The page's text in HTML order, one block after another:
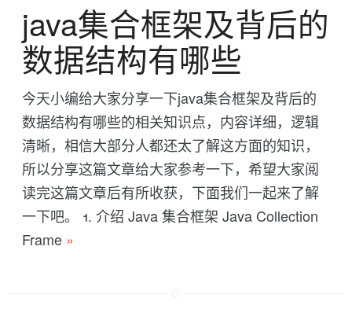
java集合框架及背后的
数据结构有哪些
今天小编给大家分享一下java集合框架及背后的
数据结构有哪些的相关知识点，内容详细，逻辑
清晰，相信大部分人都还太了解这方面的知识，
所以分享这篇文章给大家参考一下，希望大家阅
读完这篇文章后有所收获，下面我们一起来了解
一下吧。 1. 介绍 Java 集合框架 Java Collection
Frame »